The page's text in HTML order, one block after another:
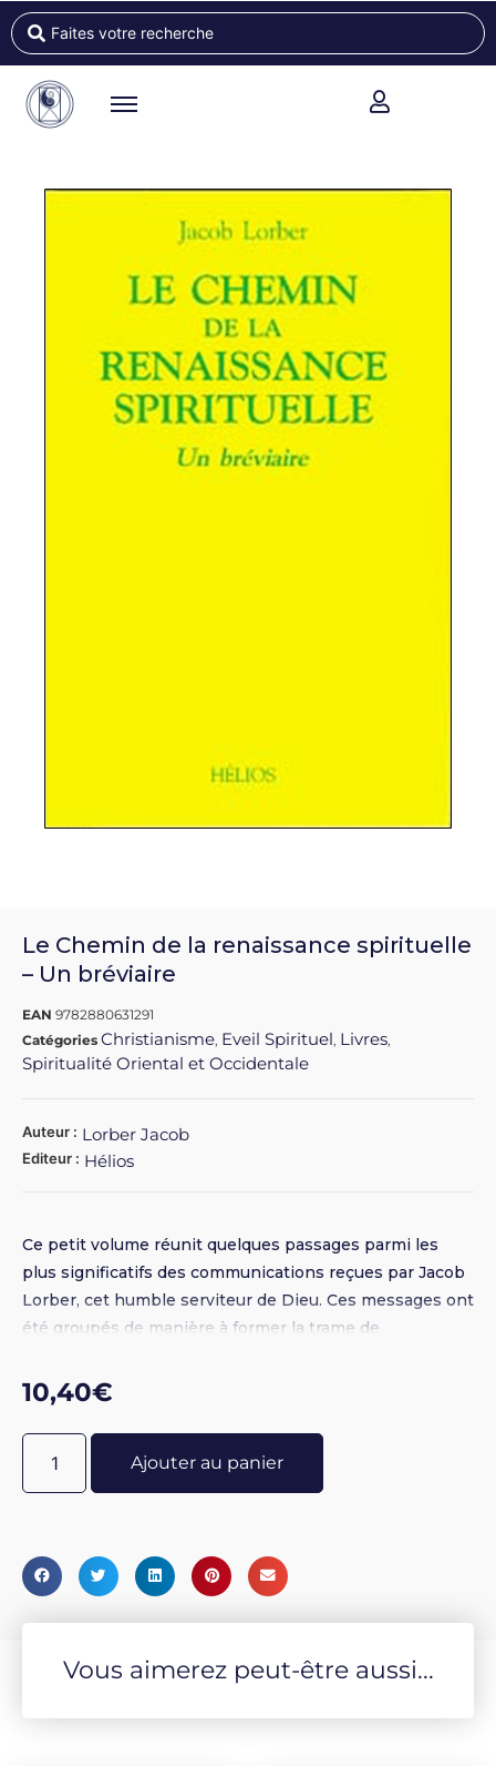
Le Chemin de la renaissance spirituelle
– Un bréviaire
EAN 9782880631291
Catégories Christianisme, Eveil Spirituel, Livres,
Spiritualité Oriental et Occidentale
Auteur : Lorber Jacob
Editeur : Hélios
Ce petit volume réunit quelques passages parmi les
plus significatifs des communications reçues par Jacob
Lorber, cet humble serviteur de Dieu. Ces messages ont
été groupés de manière à former la trame de
délivré à Lorber. L’ouvrage conseillé pour découvrir
Lorber.
10,40€
Ajouter au panier
Vous aimerez peut-être aussi...